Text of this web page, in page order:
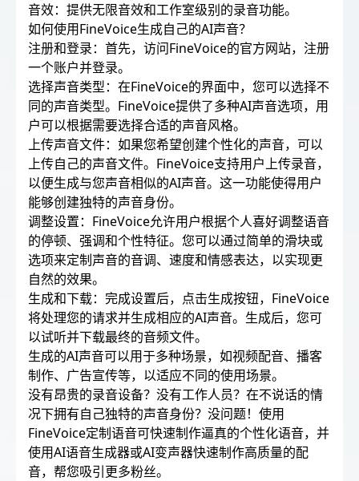
音效：提供无限音效和工作室级别的录音功能。
如何使用FineVoice生成自己的AI声音？
注册和登录：首先，访问FineVoice的官方网站，注册
一个账户并登录。
选择声音类型：在FineVoice的界面中，您可以选择不
同的声音类型。FineVoice提供了多种AI声音选项，用
户可以根据需要选择合适的声音风格。
上传声音文件：如果您希望创建个性化的声音，可以
上传自己的声音文件。FineVoice支持用户上传录音，
以便生成与您声音相似的AI声音。这一功能使得用户
能够创建独特的声音身份。
调整设置：FineVoice允许用户根据个人喜好调整语音
的停顿、强调和个性特征。您可以通过简单的滑块或
选项来定制声音的音调、速度和情感表达，以实现更
自然的效果。
生成和下载：完成设置后，点击生成按钮，FineVoice
将处理您的请求并生成相应的AI声音。生成后，您可
以试听并下载最终的音频文件。
生成的AI声音可以用于多种场景，如视频配音、播客
制作、广告宣传等，以适应不同的使用场景。
没有昂贵的录音设备？没有工作人员？在不说话的情
况下拥有自己独特的声音身份？没问题！使用
FineVoice定制语音可快速制作逼真的个性化语音，并
使用AI语音生成器或AI变声器快速制作高质量的配
音，帮您吸引更多粉丝。